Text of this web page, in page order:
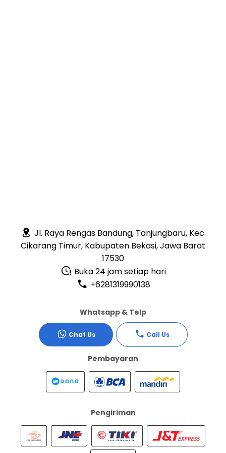
Jl. Raya Rengas Bandung, Tanjungbaru, Kec.
Cikarang Timur, Kabupaten Bekasi, Jawa Barat
17530
Buka 24 jam setiap hari
+6281319990138
Whatsapp & Telp
Chat Us Call Us
Pembayaran
Pengiriman